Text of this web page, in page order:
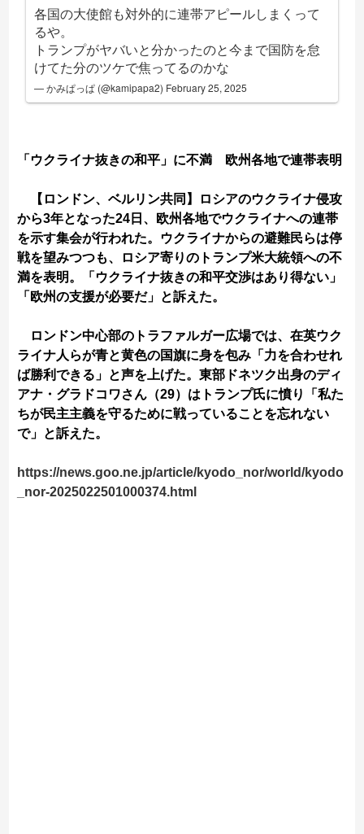
各国の大使館も対外的に連帯アピールしまくって
るや。
トランプがヤバいと分かったのと今まで国防を怠
けてた分のツケで焦ってるのかな
— かみぱっぱ (@kamipapa2) February 25, 2025
「ウクライナ抜きの和平」に不満 欧州各地で連帯表明
【ロンドン、ベルリン共同】ロシアのウクライナ侵攻
から3年となった24日、欧州各地でウクライナへの連帯
を示す集会が行われた。ウクライナからの避難民らは停
戦を望みつつも、ロシア寄りのトランプ米大統領への不
満を表明。「ウクライナ抜きの和平交渉はあり得ない」
「欧州の支援が必要だ」と訴えた。
ロンドン中心部のトラファルガー広場では、在英ウク
ライナ人らが青と黄色の国旗に身を包み「力を合わせれ
ば勝利できる」と声を上げた。東部ドネツク出身のディ
アナ・グラドコワさん（29）はトランプ氏に憤り「私た
ちが民主主義を守るために戦っていることを忘れない
で」と訴えた。
https://news.goo.ne.jp/article/kyodo_nor/world/kyodo
_nor-2025022501000374.html